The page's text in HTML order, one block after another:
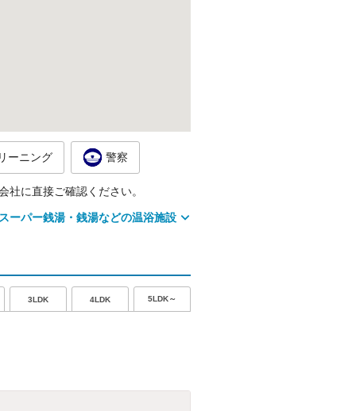
ーニング 警察
に直接ご確認ください。
ーパー銭湯・銭湯などの温浴施設
3LDK 4LDK 5LDK～